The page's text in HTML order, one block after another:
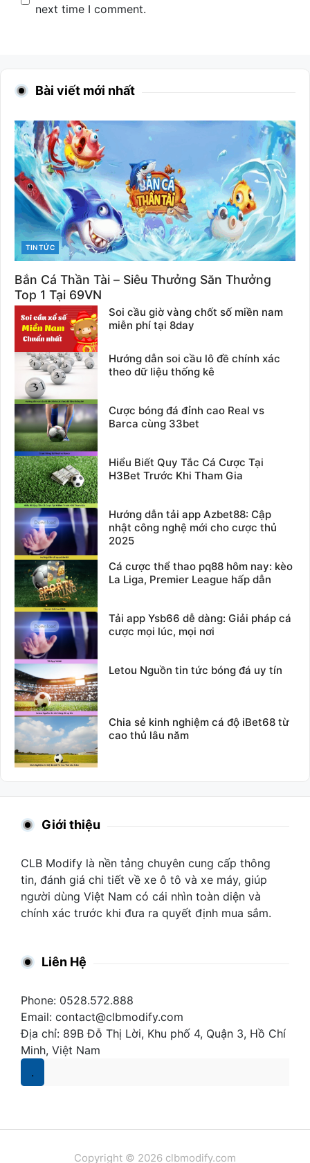
next time I comment.
Bài viết mới nhất
CATEGORIES
TIN TỨC
Bắn Cá Thần Tài – Siêu Thưởng Săn Thưởng
Top 1 Tại 69VN
Soi cầu giờ vàng chốt số miền nam
miễn phí tại 8day
Hướng dẫn soi cầu lô đề chính xác
theo dữ liệu thống kê
Cược bóng đá đỉnh cao Real vs
Barca cùng 33bet
Hiểu Biết Quy Tắc Cá Cược Tại
H3Bet Trước Khi Tham Gia
Hướng dẫn tải app Azbet88: Cập
nhật công nghệ mới cho cược thủ
2025
Cá cược thể thao pq88 hôm nay: kèo
La Liga, Premier League hấp dẫn
Tải app Ysb66 dễ dàng: Giải pháp cá
cược mọi lúc, mọi nơi
Letou Nguồn tin tức bóng đá uy tín
Chia sẻ kinh nghiệm cá độ iBet68 từ
cao thủ lâu năm
Giới thiệu
CLB Modify là nền tảng chuyên cung cấp thông
tin, đánh giá chi tiết về xe ô tô và xe máy, giúp
người dùng Việt Nam có cái nhìn toàn diện và
chính xác trước khi đưa ra quyết định mua sắm.
Liên Hệ
Phone: 0528.572.888
Email: contact@clbmodify.com
Địa chỉ: 89B Đỗ Thị Lời, Khu phố 4, Quận 3, Hồ Chí
Minh, Việt Nam
.
Copyright © 2026 clbmodify.com